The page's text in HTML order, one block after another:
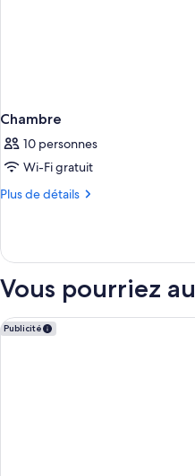
Chambre
10 personnes
Wi-Fi gratuit
Plus de détails
Plus
le
de
Chambre
Vous pourriez
Publicité
Barceló Tenerife